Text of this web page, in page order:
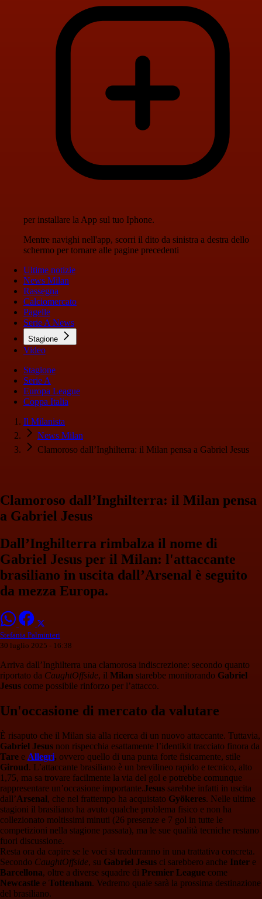
per installare la App sul tuo Iphone.
Mentre navighi nell'app, scorri il dito da sinistra a destra dello
schermo per tornare alle pagine precedenti
Ultime notizie
News Milan
Rassegna
Calciomercato
Pagelle
Serie A News
Stagione
Video
Stagione
Serie A
Europa League
Coppa Italia
Il Milanista
News Milan
Clamoroso dall’Inghilterra: il Milan pensa a Gabriel Jesus
Clamoroso dall’Inghilterra: il Milan pensa
a Gabriel Jesus
Dall’Inghilterra rimbalza il nome di
Gabriel Jesus per il Milan: l'attaccante
brasiliano in uscita dall’Arsenal è seguito
da mezza Europa.
Stefania Palminteri
30 luglio 2025 - 16:38
Arriva dall’Inghilterra una clamorosa indiscrezione: secondo quanto
riportato da CaughtOffside, il Milan starebbe monitorando Gabriel
Jesus come possibile rinforzo per l’attacco.
Un'occasione di mercato da valutare
È risaputo che il Milan sia alla ricerca di un nuovo attaccante. Tuttavia,
Gabriel Jesus non rispecchia esattamente l’identikit tracciato finora da
Tare e Allegri, ovvero quello di una punta forte fisicamente, stile
Giroud. L’attaccante brasiliano è un brevilineo rapido e tecnico, alto
1,75, ma sa trovare facilmente la via del gol e potrebbe comunque
rappresentare un’occasione importante.Jesus sarebbe infatti in uscita
dall’Arsenal, che nel frattempo ha acquistato Gyökeres. Nelle ultime
stagioni il brasiliano ha avuto qualche problema fisico e non ha
collezionato moltissimi minuti (26 presenze e 7 gol in tutte le
competizioni nella stagione passata), ma le sue qualità tecniche restano
fuori discussione.
Resta ora da capire se le voci si tradurranno in una trattativa concreta.
Secondo CaughtOffside, su Gabriel Jesus ci sarebbero anche Inter e
Barcellona, oltre a diverse squadre di Premier League come
Newcastle e Tottenham. Vedremo quale sarà la prossima destinazione
del brasiliano.